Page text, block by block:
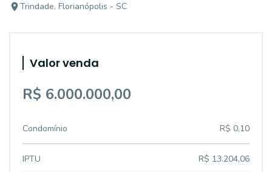
Trindade, Florianópolis - SC
Valor venda
R$ 6.000.000,00
Condomínio R$ 0,10
IPTU R$ 13.204,06